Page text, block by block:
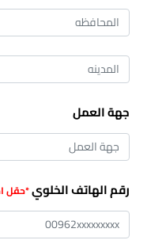
جهة العمل
رقم الهاتف الخلوي